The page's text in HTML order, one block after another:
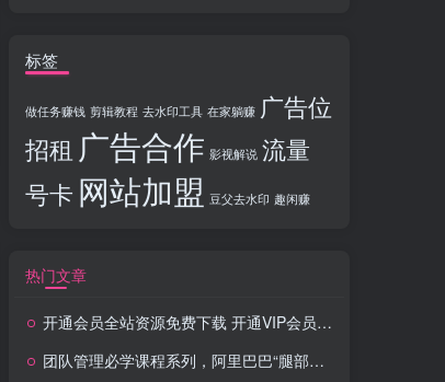
流量卡代理掘金0门槛每天躺赚3000+多种推广渠道新手小白轻松上手 Videoleap剪辑大师班：掌握Videoleap所有核心工具与使用技巧，一人产出专业级作品
标签
做任务赚钱 剪辑教程 去水印工具 在家躺赚 广告位
招租 广告合作 影视解说 流量
号卡 网站加盟 豆父去水印 趣闲赚
热门文章
开通会员全站资源免费下载 开通VIP会员 HY资源库
团队管理必学课程系列，阿里巴巴“腿部三板斧”